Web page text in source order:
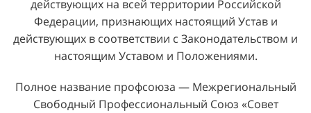
действующих на всей территории Российской
Федерации, признающих настоящий Устав и
действующих в соответствии с Законодательством и
настоящим Уставом и Положениями.
Полное название профсоюза — Межрегиональный
Свободный Профессиональный Союз «Совет